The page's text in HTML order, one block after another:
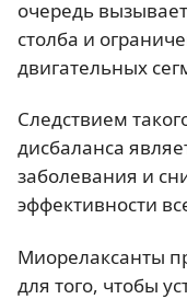
очередь
столба и
двигательных
Следствием
дисбаланса
заболевания и
эффективности
Миорелаксанты
для того, чтобы